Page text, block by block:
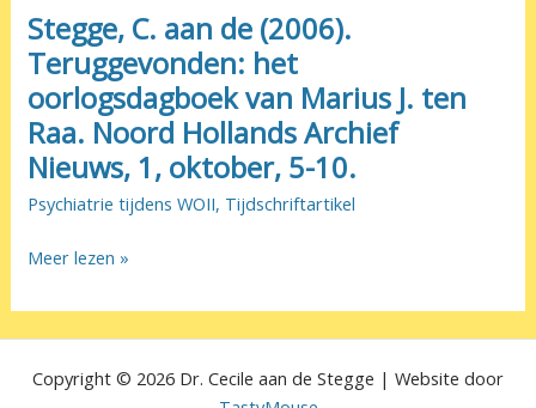
a
profession
de
en
H.
Oosterhuis
(2010).
Geen
dressuur
maar
August
actievere
Stegge, C. aan de (2006).
Teruggevonden: het
oorlogsdagboek van Marius J. ten
Raa. Noord Hollands Archief
Nieuws, 1, oktober, 5-10.
Psychiatrie tijdens WOII, Tijdschriftartikel
Stegge,
aan
de
(2006).
Meer lezen »
Copyright © 2026 Dr. Cecile aan de Stegge | Website door